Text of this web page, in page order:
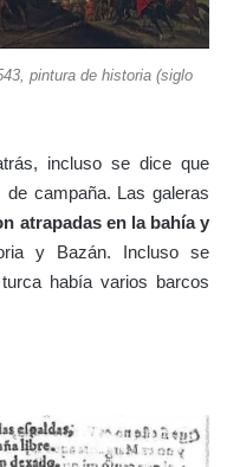
pintura de historia (siglo
incluso se dice que
campaña. Las galeras
atrapadas en la bahía y
y Bazán. Incluso se
había varios barcos